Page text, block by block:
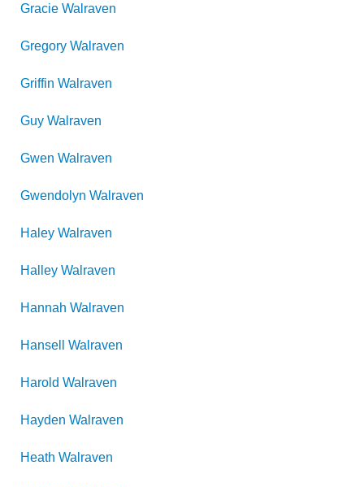
Gracie Walraven
Gregory Walraven
Griffin Walraven
Guy Walraven
Gwen Walraven
Gwendolyn Walraven
Haley Walraven
Halley Walraven
Hannah Walraven
Hansell Walraven
Harold Walraven
Hayden Walraven
Heath Walraven